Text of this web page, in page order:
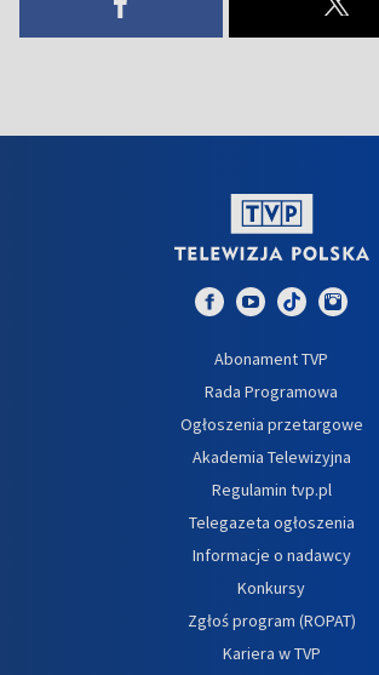
Abonament TVP
Rada Programowa
Ogłoszenia przetargowe
Akademia Telewizyjna
Regulamin tvp.pl
Telegazeta ogłoszenia
Informacje o nadawcy
Konkursy
Zgłoś program (ROPAT)
Kariera w TVP